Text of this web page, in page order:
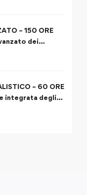
– 150 ORE
dei
– 60 ORE
integrata degli